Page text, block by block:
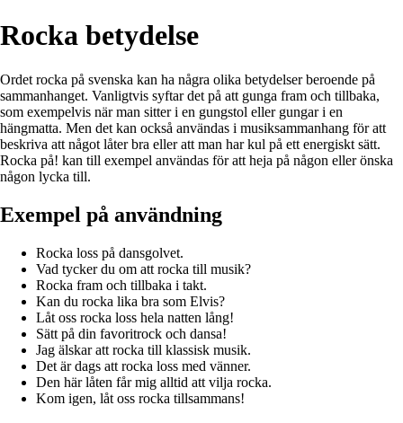
Rocka betydelse
Ordet rocka på svenska kan ha några olika betydelser beroende på
sammanhanget. Vanligtvis syftar det på att gunga fram och tillbaka,
som exempelvis när man sitter i en gungstol eller gungar i en
hängmatta. Men det kan också användas i musiksammanhang för att
beskriva att något låter bra eller att man har kul på ett energiskt sätt.
Rocka på! kan till exempel användas för att heja på någon eller önska
någon lycka till.
Exempel på användning
Rocka loss på dansgolvet.
Vad tycker du om att rocka till musik?
Rocka fram och tillbaka i takt.
Kan du rocka lika bra som Elvis?
Låt oss rocka loss hela natten lång!
Sätt på din favoritrock och dansa!
Jag älskar att rocka till klassisk musik.
Det är dags att rocka loss med vänner.
Den här låten får mig alltid att vilja rocka.
Kom igen, låt oss rocka tillsammans!